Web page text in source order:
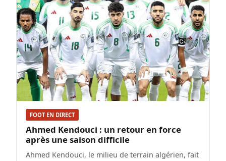
FOOT EN DIRECT
Ahmed Kendouci : un retour en force
après une saison difficile
Ahmed Kendouci, le milieu de terrain algérien, fait